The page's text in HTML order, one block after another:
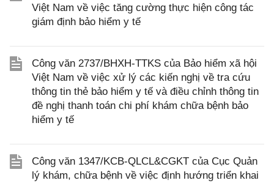
Việt Nam về việc tăng cường thực hiện công tác
giám định bảo hiểm y tế
Công văn 2737/BHXH-TTKS của Bảo hiểm xã hội
Việt Nam về việc xử lý các kiến nghị về tra cứu
thông tin thẻ bảo hiểm y tế và điều chỉnh thông tin
đề nghị thanh toán chi phí khám chữa bệnh bảo
hiểm y tế
Công văn 1347/KCB-QLCL&CGKT của Cục Quản
lý khám, chữa bệnh về việc định hướng triển khai